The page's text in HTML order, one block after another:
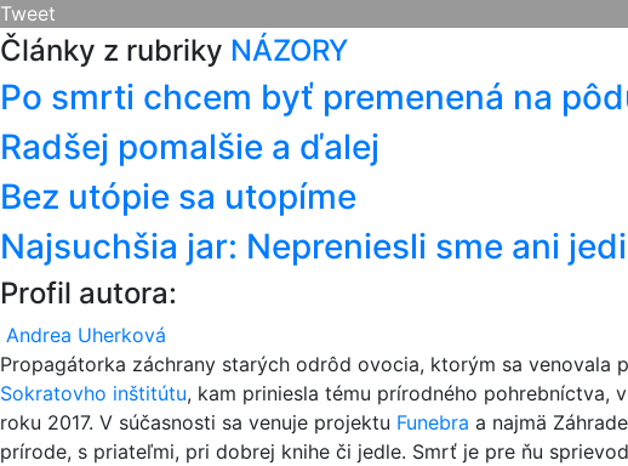
Tweet
Články z rubriky NÁZORY
Po smrti chcem byť premenená na
Radšej pomalšie a ďalej
Bez utópie sa utopíme
Najsuchšia jar: Nepreniesli sme ani
Profil autora:
Andrea Uherková
Propagátorka záchrany starých odrôd ovocia, ktorým sa venovala
Sokratovho inštitútu, kam priniesla tému prírodného
roku 2017. V súčasnosti sa venuje projektu Funebra a najmä
prírode, s priateľmi, pri dobrej knihe či jedle. Smrť je pre ňu